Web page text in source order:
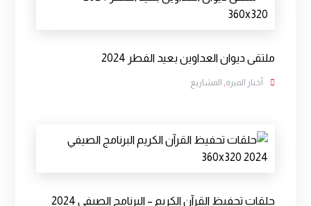
ملتقى ديوان العداوين بعيد الفطر 2024
أخبار المبرة, المشاريع
حلقات تحفيظ القرآن الكريم – البرنامج الصيفي 2024